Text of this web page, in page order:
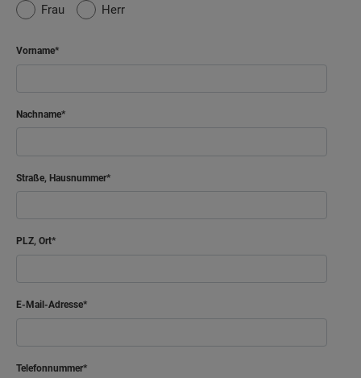
Frau Herr
Vorname
Nachname
Straße, Hausnummer
PLZ, Ort
E-Mail-Adresse
Telefonnummer